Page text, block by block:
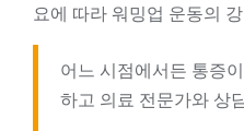
요에 따라 워밍업 운동의
어느 시점에서든 통증
하고 의료 전문가와 상